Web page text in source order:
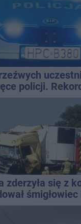
policji.
zderzyła się z
śmigłowiec